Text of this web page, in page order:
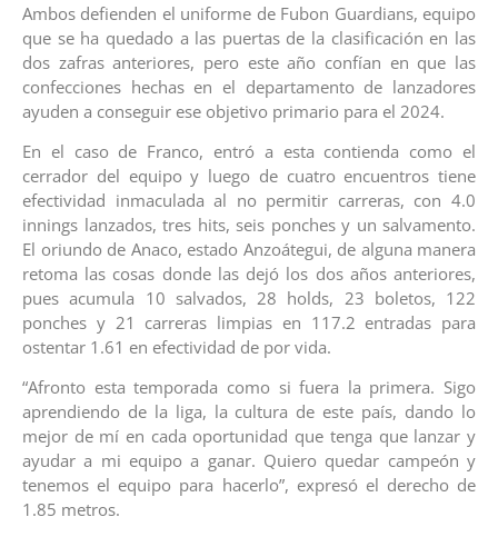
Ambos defienden el uniforme de Fubon Guardians, equipo
que se ha quedado a las puertas de la clasificación en las
dos zafras anteriores, pero este año confían en que las
confecciones hechas en el departamento de lanzadores
ayuden a conseguir ese objetivo primario para el 2024.
En el caso de Franco, entró a esta contienda como el
cerrador del equipo y luego de cuatro encuentros tiene
efectividad inmaculada al no permitir carreras, con 4.0
innings lanzados, tres hits, seis ponches y un salvamento.
El oriundo de Anaco, estado Anzoátegui, de alguna manera
retoma las cosas donde las dejó los dos años anteriores,
pues acumula 10 salvados, 28 holds, 23 boletos, 122
ponches y 21 carreras limpias en 117.2 entradas para
ostentar 1.61 en efectividad de por vida.
“Afronto esta temporada como si fuera la primera. Sigo
aprendiendo de la liga, la cultura de este país, dando lo
mejor de mí en cada oportunidad que tenga que lanzar y
ayudar a mi equipo a ganar. Quiero quedar campeón y
tenemos el equipo para hacerlo”, expresó el derecho de
1.85 metros.